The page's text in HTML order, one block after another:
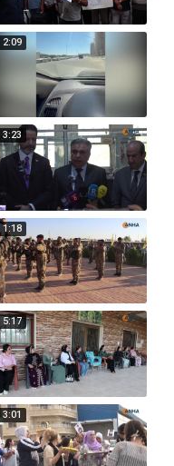
2:09
3:23
1:18
5:17
3:01